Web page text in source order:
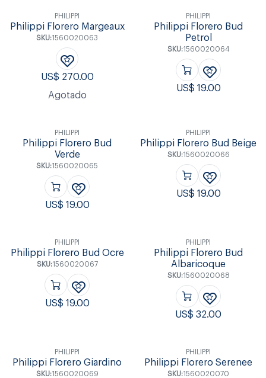
PHILIPPI
Philippi Florero Margeaux
SKU:1560020063
US$ 270.00
Agotado
PHILIPPI
Philippi Florero Bud
Petrol
SKU:1560020064
US$ 19.00
PHILIPPI
Philippi Florero Bud
Verde
SKU:1560020065
US$ 19.00
PHILIPPI
Philippi Florero Bud Beige
SKU:1560020066
US$ 19.00
PHILIPPI
Philippi Florero Bud Ocre
SKU:1560020067
US$ 19.00
PHILIPPI
Philippi Florero Bud
Albaricoque
SKU:1560020068
US$32.00
PHILIPPI
Philippi Florero Giardino
SKU:1560020069
PHILIPPI
Philippi Florero Serenee
SKU:1560020070